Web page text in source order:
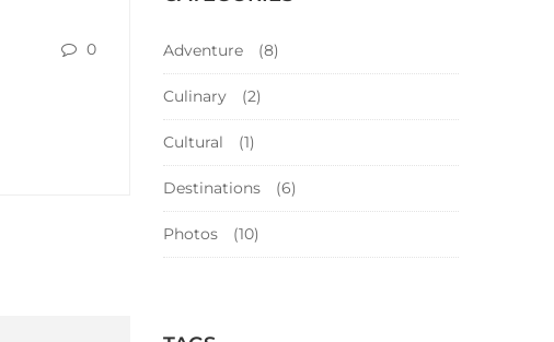
0 Adventure (8)
Culinary (2)
Cultural (1)
Destinations (6)
Photos (10)